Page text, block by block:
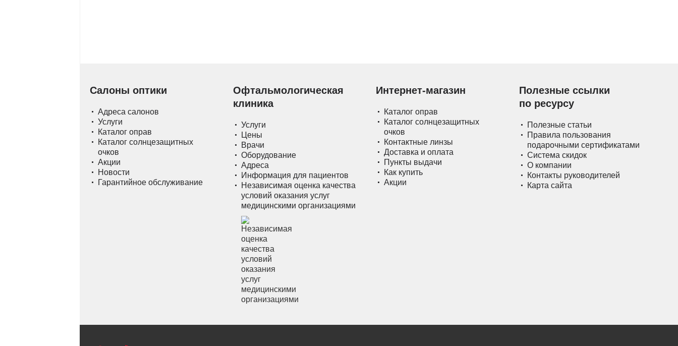
Салоны оптики
Адреса салонов
Услуги
Каталог оправ
Каталог солнцезащитных
очков
Акции
Новости
Гарантийное обслуживание
Офтальмологическая
клиника
Услуги
Цены
Врачи
Оборудование
Адреса
Информация для пациентов
Независимая оценка качества
условий оказания услуг
медицинскими организациями
Интернет-магазин
Каталог оправ
Каталог солнцезащитных
очков
Контактные линзы
Доставка и оплата
Пункты выдачи
Как купить
Акции
Полезные ссылки
по ресурсу
Полезные статьи
Правила пользования
подарочными сертификатами
Система скидок
О компании
Контакты руководителей
Карта сайта